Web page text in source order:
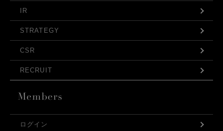
IR
STRATEGY
CSR
RECRUIT
ログイン